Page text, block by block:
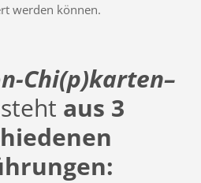
werden können.
Chi(p)karten–
aus 3